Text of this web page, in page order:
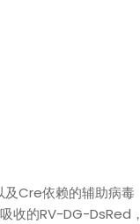
及Cre依赖的辅助病毒
收的RV-DG-DsRed，